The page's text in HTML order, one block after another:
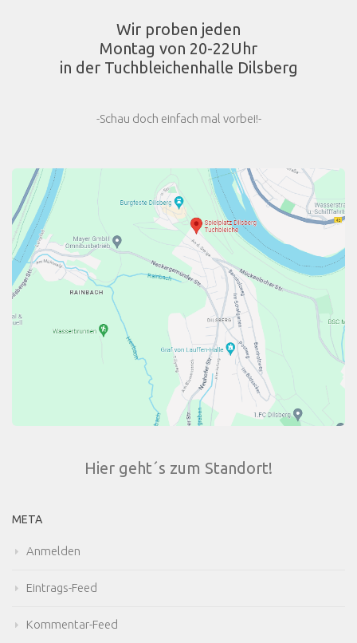
Wir proben jeden
Montag von 20-22Uhr
in der Tuchbleichenhalle Dilsberg
-Schau doch einfach mal vorbei!-
Hier geht´s zum Standort!
META
Anmelden
Eintrags-Feed
Kommentar-Feed